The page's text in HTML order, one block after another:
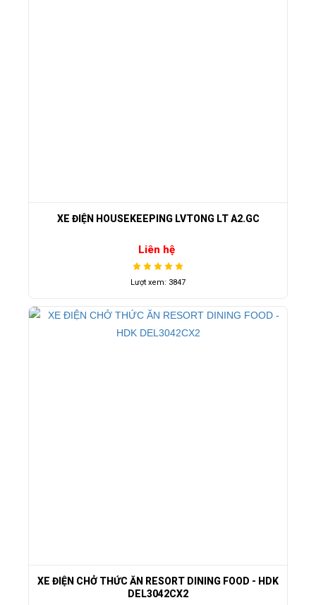
XE ĐIỆN HOUSEKEEPING LVTONG LT A2.GC
Liên hệ
Lượt xem: 3847
XE ĐIỆN CHỞ THỨC ĂN RESORT DINING FOOD - HDK
DEL3042CX2